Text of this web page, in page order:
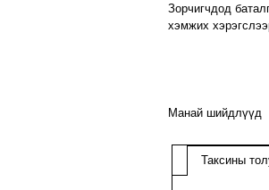
Зорчигчдод
хэмжих
Манай шийдлүүд
Таксины